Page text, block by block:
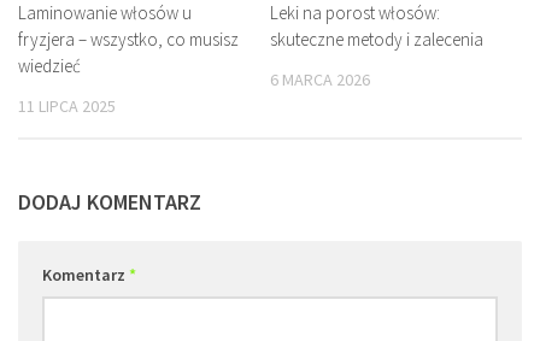
Laminowanie włosów u
fryzjera – wszystko, co musisz
wiedzieć
11 LIPCA 2025
Leki na porost włosów:
skuteczne metody i zalecenia
6 MARCA 2026
DODAJ KOMENTARZ
Komentarz *